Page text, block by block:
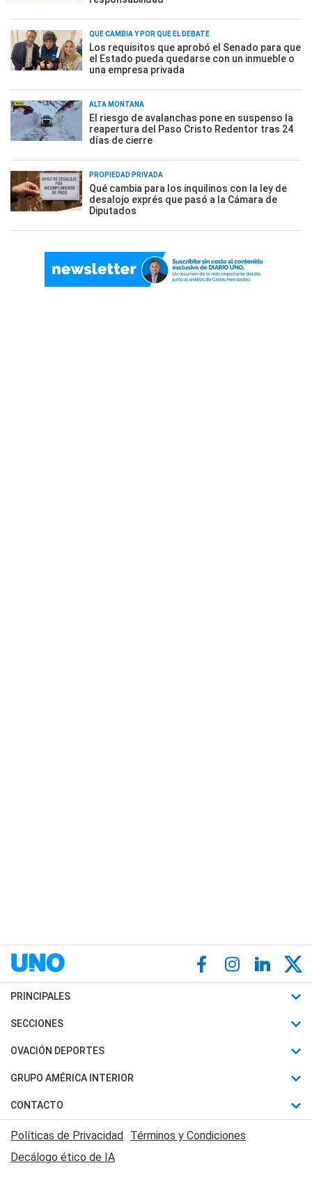
QUÉ CAMBIA Y POR QUÉ EL DEBATE
Los requisitos que aprobó el Senado para que
el Estado pueda quedarse con un inmueble o
una empresa privada
ALTA MONTAÑA
El riesgo de avalanchas pone en suspenso la
reapertura del Paso Cristo Redentor tras 24
días de cierre
PROPIEDAD PRIVADA
Qué cambia para los inquilinos con la ley de
desalojo exprés que pasó a la Cámara de
Diputados
PRINCIPALES
Últimas Noticias
Política
Judiciales
Economia
SECCIONES
Horóscopo
Motores
Trucos caseros
Series y Películas
Edictos y Solicitadas
OVACIÓN DEPORTES
Fútbol
Mundial
Automovilismo
Rugby
GRUPO AMÉRICA INTERIOR
Canal 7 en Vivo
CONTACTO
Acerca de Nosotros
Contactanos
Políticas de Privacidad Términos y Condiciones
Decálogo ético de IA